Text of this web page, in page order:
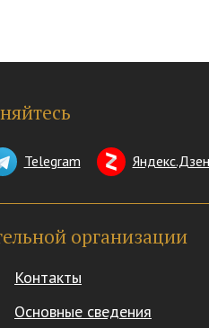
Telegram Яндекс.Дзен
организации
Контакты
Основные сведения